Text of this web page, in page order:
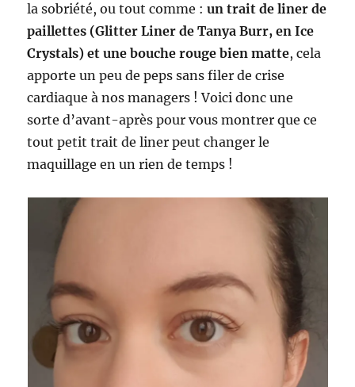
la sobriété, ou tout comme :un trait de liner de
paillettes (Glitter Liner de Tanya Burr, en Ice
Crystals) et une bouche rouge bien matte, cela
apporte un peu de peps sans filer de crise
cardiaque à nos managers ! Voici donc une
sorte d’avant-après pour vous montrer que ce
tout petit trait de liner peut changer le
maquillage en un rien de temps !